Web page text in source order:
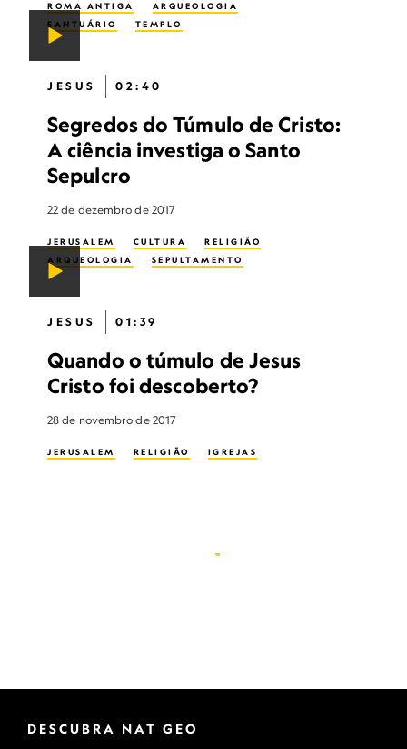
ROMA ANTIGA
ARQUEOLOGIA
SANTUÁRIO
TEMPLO
JESUS 02:40
Segredos do Túmulo de Cristo:
A ciência investiga o Santo
Sepulcro
22 de dezembro de 2017
JERUSALEM CULTURA
RELIGIÃO
ARQUEOLOGIA
SEPULTAMENTO
JESUS 01:39
Quando o túmulo de Jesus
Cristo foi descoberto?
28 de novembro de 2017
JERUSALEM RELIGIÃO IGREJAS
DESCUBRA NAT GEO